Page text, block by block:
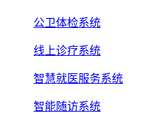
公卫体检系统
线上诊疗系统
智慧就医服务系统
智能随访系统